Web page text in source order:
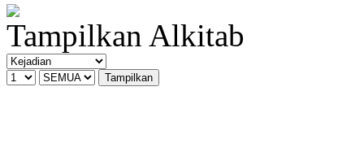
Tampilkan Alkitab